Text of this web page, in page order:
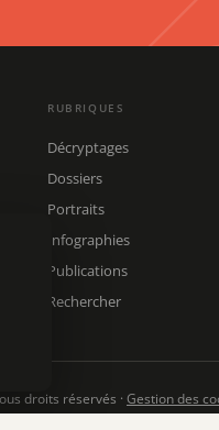
RUBRIQUES
Décryptages
Dossiers
Portraits
Infographies
Publications
Rechercher
droits réservés · Gestion des